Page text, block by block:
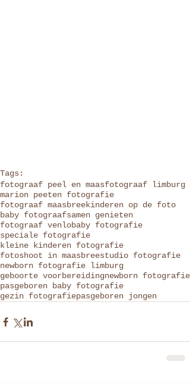
Tags:
fotograaf peel en maasfotograaf limburg
marion peeten fotografie
fotograaf maasbreekinderen op de foto
baby fotograafsamen genieten
fotograaf venlobaby fotografie
speciale fotografie
kleine kinderen fotografie
fotoshoot in maasbreestudio fotografie
newborn fotografie limburg
geboorte voorbereidingnewborn fotografie
pasgeboren baby fotografie
gezin fotografiepasgeboren jongen